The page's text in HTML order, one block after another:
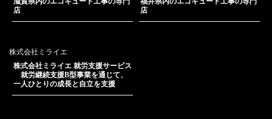
店
店
株式会社ミライエ
株式会社ミライエ 就労支援サービス
就労継続支援B型事業を通じて、
一人ひとりの成長と自立を支援